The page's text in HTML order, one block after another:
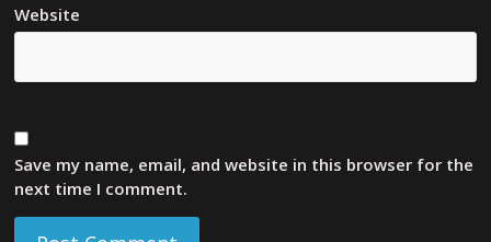
Website
Save my name, email, and website in this browser for the
next time I comment.